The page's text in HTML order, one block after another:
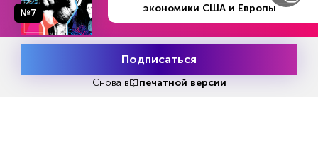
16 февраля Госдумаприняла обращениек ООН
с призывом инициировать международное
расследование взрывов на газопроводах,
назвал случившееся актом международного
терроризма.
Попробовать
№7
экономики США и Европы
Подписаться
Снова в печатной версии